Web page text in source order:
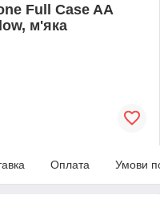
Full Case AA
м'яка
Оплата Умови